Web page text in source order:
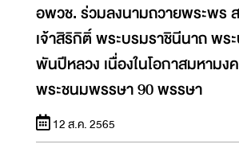
อพวช. ร่วมลงนามถวายพระพร
เจ้าสิริกิติ์ พระบรมราชินีนาถ พร
พันปีหลวง เนื่องในโอกาสมหามง
พระชนมพรรษา 90 พรรษา
12 ส.ค. 2565